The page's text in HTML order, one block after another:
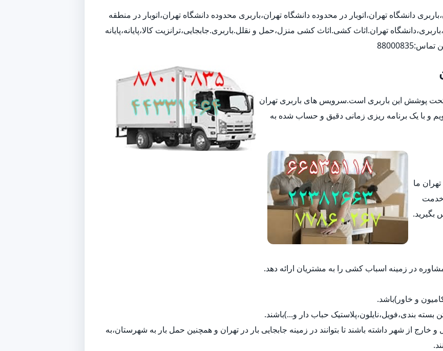
دانشگاه تهران،اتوبار در محدوده دانشگاه تهران،باربری محدوده دانشگاه تهران،اتوبار در منطقه
تهران.اثاث کشی.اثاث کشی منزل،حمل و نقلل.باربری.جابجایی،ترانزیت کالا،پایانه،پایانه
پوشش این باربری است.سرویس های باربری تهران
و با یک برنامه ریزی زمانی دقیق و حساب شده به
ما
خدمت
بگیرید.
در زمینه اسباب کشی را به مشتریان ارائه دهد.
و خاور)باشد.
بسته بندی،فویل،نایلون،پلاستیک حباب دار و...)باشند.
از شهر داشته باشند تا بتوانند در زمینه جابجایی بار در تهران و همچنین حمل بار به شهرستان،به